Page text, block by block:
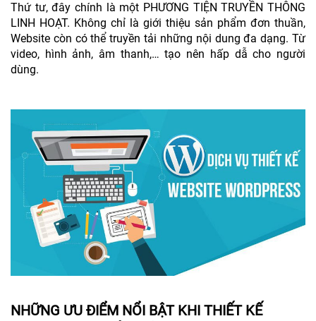
Thứ tư, đây chính là một PHƯƠNG TIỆN TRUYỀN THÔNG
LINH HOẠT. Không chỉ là giới thiệu sản phẩm đơn thuần,
Website còn có thể truyền tải những nội dung đa dạng. Từ
video, hình ảnh, âm thanh,… tạo nên hấp dẫ cho người
dùng.
NHỮNG ƯU ĐIỂM NỔI BẬT KHI THIẾT KẾ